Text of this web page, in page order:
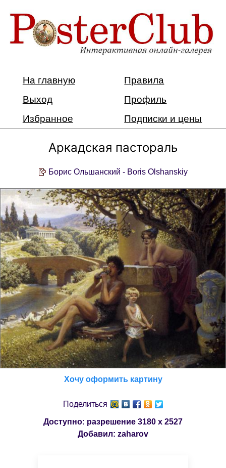
На главную
Правила
Выход
Профиль
Избранное
Подписки и цены
Аркадская пастораль
Борис Ольшанский - Boris Olshanskiy
Хочу оформить картину
Поделиться
Доступно: разрешение 3180 x 2527
Добавил: zaharov